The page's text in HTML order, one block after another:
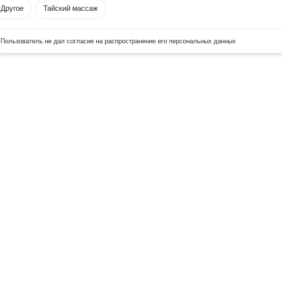
Другое Тайский массаж
Пользователь не дал согласие на распространение его персональных данных